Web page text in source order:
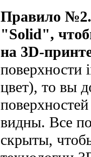
Правило
"Solid",
на 3D-
поверхности
цвет), то вы
видны. Все
скрыты,